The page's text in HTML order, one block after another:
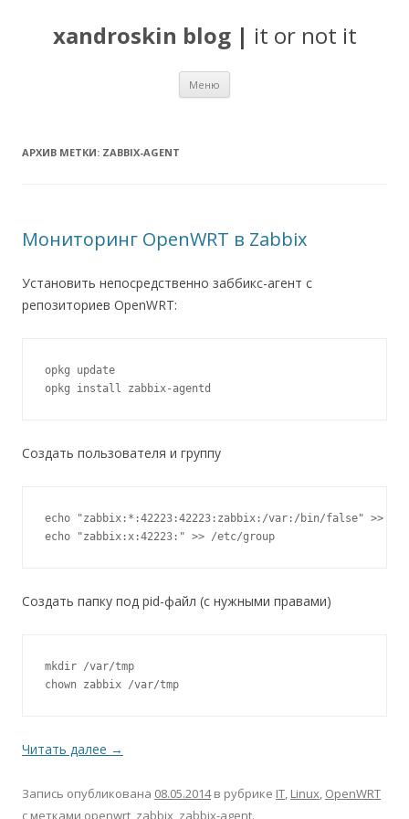
xandroskin blog| it or not it
Меню
АРХИВ МЕТКИ: ZABBIX-AGENT
Мониторинг OpenWRT в Zabbix
Установить непосредственно заббикс-агент с
репозиториев OpenWRT:
opkg update
opkg install zabbix-agentd
Создать пользователя и группу
echo "zabbix:*:42223:42223:zabbix:/var:/bin/false" >> /
Создать папку под pid-файл (с нужными правами)
mkdir /var/tmp
chown zabbix /var/tmp
Читать далее →
Запись опубликована 08.05.2014в рубрике IT, Linux, OpenWRT
с метками openwrt zabbix zabbix-agent.